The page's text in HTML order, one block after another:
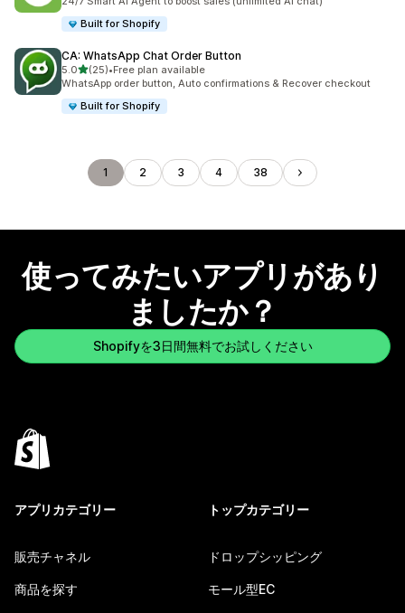
Built for Shopify
CA: WhatsApp Chat Order Button
5.05つ星中
(25)
合計レビュー数：25件
•Free plan available
WhatsApp order button, Auto confirmations & Recover checkout
Built for Shopify
1 2 3 4 38
使ってみたいアプリがあり
ましたか？
Shopifyを3日間無料でお試しください
アプリカテゴリー
販売チャネル
商品を探す
トップカテゴリー
ドロップシッピング
モール型EC